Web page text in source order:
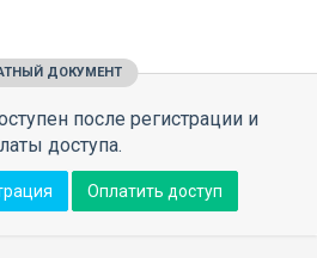
ДОКУМЕНТ
после регистрации и
доступа.
Оплатить доступ